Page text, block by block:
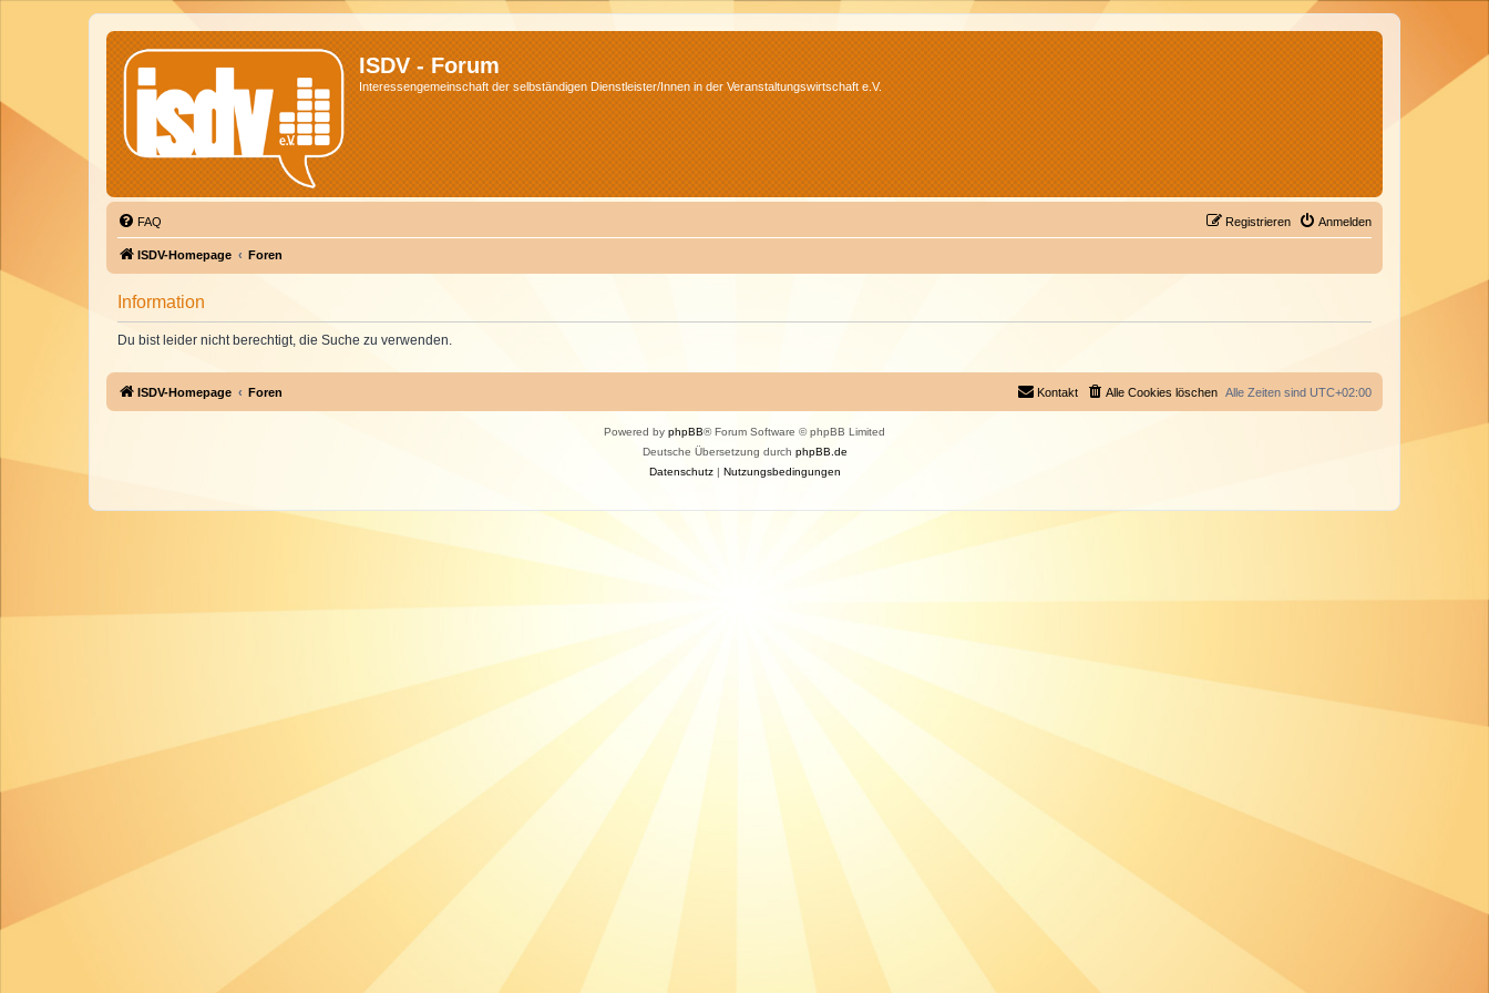
ISDV - Forum
Interessengemeinschaft der selbständigen Dienstleister/Innen in der Veranstaltungswirtschaft e.V.
FAQ Anmelden
Registrieren
ISDV-Homepage Foren
Information
Du bist leider nicht berechtigt, die Suche zu verwenden.
ISDV-Homepage Foren Alle Zeiten sind UTC+02:00
Alle Cookies löschen
Kontakt
Powered by phpBB® Forum Software © phpBB Limited
Deutsche Übersetzung durch phpBB.de
Datenschutz| Nutzungsbedingungen